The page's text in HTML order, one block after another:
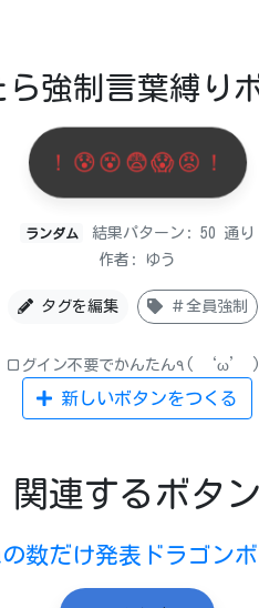
ら強制言葉縛り
！😰😵😨😱😡！
ランダム
結果パターン: 50 通り
作者: ゆう
タグを編集 ＃全員強制
新しいボタンをつくる
関連するボタン
数だけ発表ドラゴン